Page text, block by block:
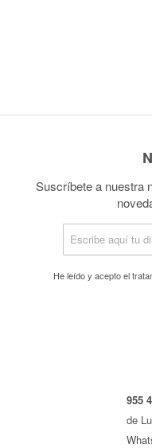
Suscríbete a nuestra
He leído y acepto el
955
de